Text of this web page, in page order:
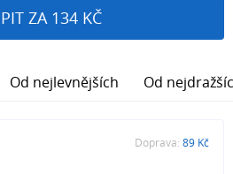
ZA 134 KČ
Od nejlevnějších Od
Doprava: 89 Kč